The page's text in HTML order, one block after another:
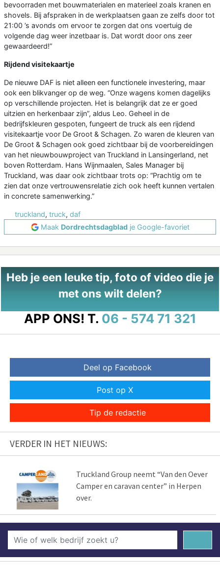
bevoorraden met bouwmaterialen en materieel zoals kranen en
shovels. Bij afspraken in de werkplaatsen gaan ze zelfs door tot
21:00 ’s avonds om ervoor te zorgen dat ons voertuig de
volgende dag weer inzetbaar is. Dat wordt door ons zeer
gewaardeerd!”
Rijdend visitekaartje
De nieuwe DAF is niet alleen een functionele investering, maar
ook een blikvanger op de weg. “Onze wagens komen dagelijks
op verschillende projecten. Het is belangrijk dat ze er goed
uitzien en herkenbaar zijn”, aldus Leo. Geheel in de
bedrijfskleuren gespoten, fungeert de truck als een rijdend
visitekaartje voor De Groot & Schagen. Zo waren de kleuren van
De Groot & Schagen ook goed zichtbaar bij de voorbereidingen
van het nieuwbouwproject van Truckland in Lansingerland, net
boven Rotterdam. Hans Wijnmaalen, Sales Manager bij
Truckland, was daar ook zichtbaar trots op: “Prachtig om te
zien dat onze vertrouwensrelatie zich ook heeft kunnen vertalen
in concrete samenwerking.”
truckland, truck, daf
Maak Dordrechtsdagbladje Google-favoriet
Heb je een leuke tip, foto of video die je
met ons wilt delen?
APP ONS! T. 06 - 574 71 321
Deel op Facebook
Post op X
Tip de redactie
VERDER IN HET NIEUWS:
Truckland Group neemt “Van den Oever
Camper en caravan center” in Herpen
over.